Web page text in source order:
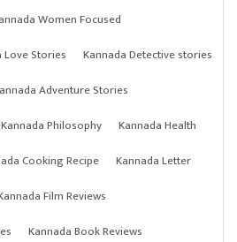
Women Focused
Love Stories
Kannada Detective stories
Adventure Stories
Kannada Philosophy
Kannada Health
Cooking Recipe
Kannada Letter
Film Reviews
Kannada Book Reviews